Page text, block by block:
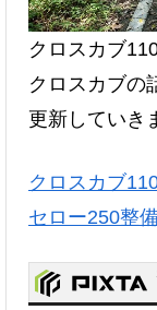
クロスカブ
クロスカブの
更新していき
クロスカブ
セロー250整